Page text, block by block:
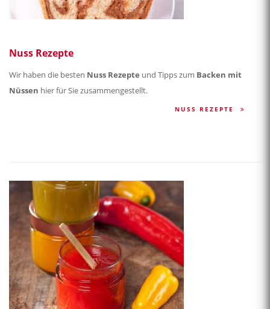
Nuss Rezepte
Wir haben die besten Nuss Rezepte und Tipps zum Backen mit
Nüssen hier für Sie zusammengestellt.
NUSS REZEPTE